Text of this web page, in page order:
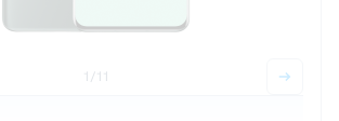
1 /11